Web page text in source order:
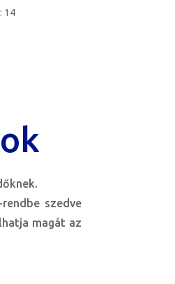
14
szedve
magát az